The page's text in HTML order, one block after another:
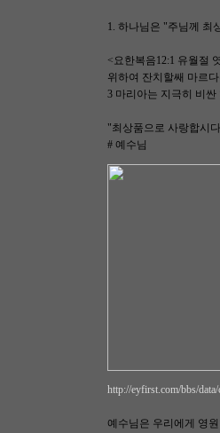
1. 하나님은 "주님께 최
<요한복음12:1 유월절
위하여 잔치할쌔 마르
3 마리아는 지극히 비
"최상품으로 사랑합시
# 예수님
http://eyfirst.com/bbs/
예수님은 우리에게 영